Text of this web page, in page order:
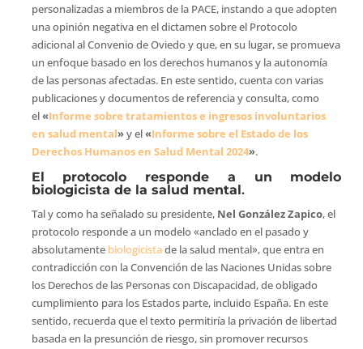
personalizadas a miembros de la PACE, instando a que adopten
una opinión negativa en el dictamen sobre el Protocolo
adicional al Convenio de Oviedo y que, en su lugar, se promueva
un enfoque basado en los derechos humanos y la autonomía
de las personas afectadas. En este sentido, cuenta con varias
publicaciones y documentos de referencia y consulta, como
el«Informe sobre tratamientos e ingresos involuntarios
en salud mental»y el«Informe sobre el Estado de los
Derechos Humanos en Salud Mental 2024».
El protocolo responde a un modelo
biologicista de la salud mental.
Tal y como ha señalado su presidente,Nel González Zapico, el
protocolo responde a un modelo «anclado en el pasado y
absolutamente biologicistade la salud mental», que entra en
contradicción con la Convención de las Naciones Unidas sobre
los Derechos de las Personas con Discapacidad, de obligado
cumplimiento para los Estados parte, incluido España. En este
sentido, recuerda que el texto permitiría la privación de libertad
basada en la presunción de riesgo, sin promover recursos